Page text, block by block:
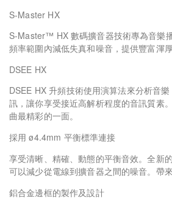
S-Master HX
S-Master™ HX 數碼擴音器技術專為音樂
頻率範圍內減低失真和噪音，提供豐富渾厚
DSEE HX
DSEE HX 升頻技術使用演算法來分析音
訊，讓你享受接近高解析程度的音訊質素
曲最精彩的一面。
採用 ø4.4mm 平衡標準連接
享受清晰、精確、動態的平衡音效。全新
可以減少從電線到擴音器之間的噪音。帶
鋁合金邊框的製作及設計